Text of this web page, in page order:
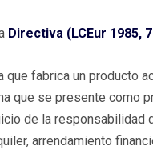
Directiva (LCEur 1985,
que fabrica un producto
que se presente como
de la responsabilidad
arrendamiento